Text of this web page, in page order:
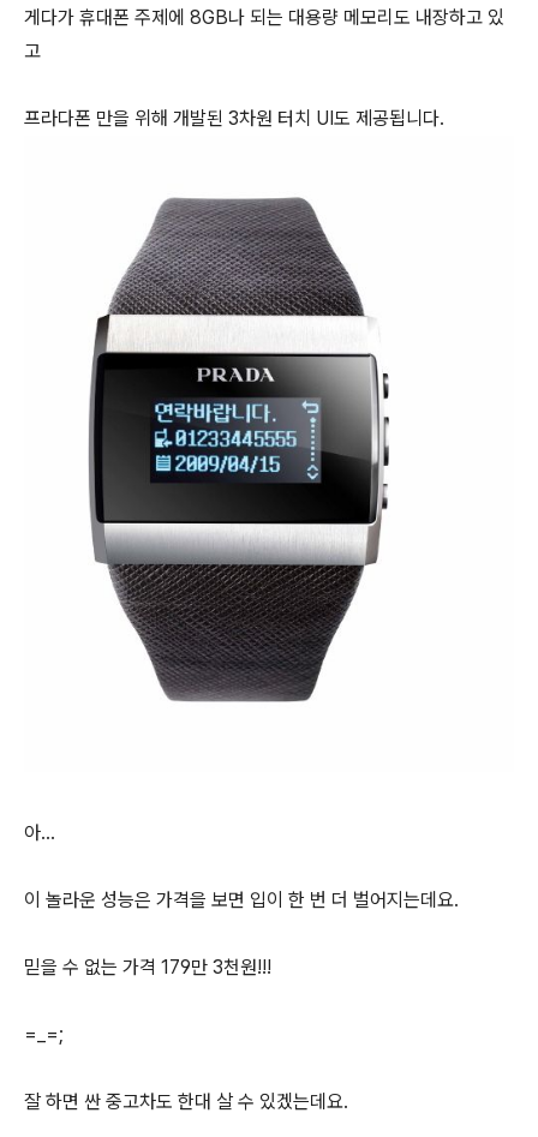
게다가 휴대폰 주제에 8GB나 되는 대용량 메모리도 내장하고 있
고
프라다폰 만을 위해 개발된 3차원 터치 UI도 제공됩니다.
아...
이 놀라운 성능은 가격을 보면 입이 한 번 더 벌어지는데요.
믿을 수 없는 가격 179만 3천원!!!
=_=;
잘 하면 싼 중고차도 한대 살 수 있겠는데요.